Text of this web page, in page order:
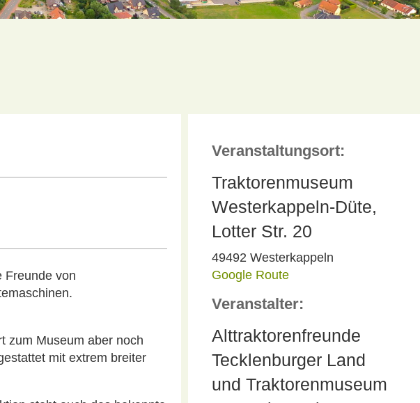
Freunde von
zum Museum aber noch
mit extrem breiter
Veranstaltungsort:
Traktorenmuseum
Westerkappeln-Düte,
Lotter Str. 20
49492 Westerkappeln
Google Route
Veranstalter:
Alttraktorenfreunde
Tecklenburger Land
und Traktorenmuseum